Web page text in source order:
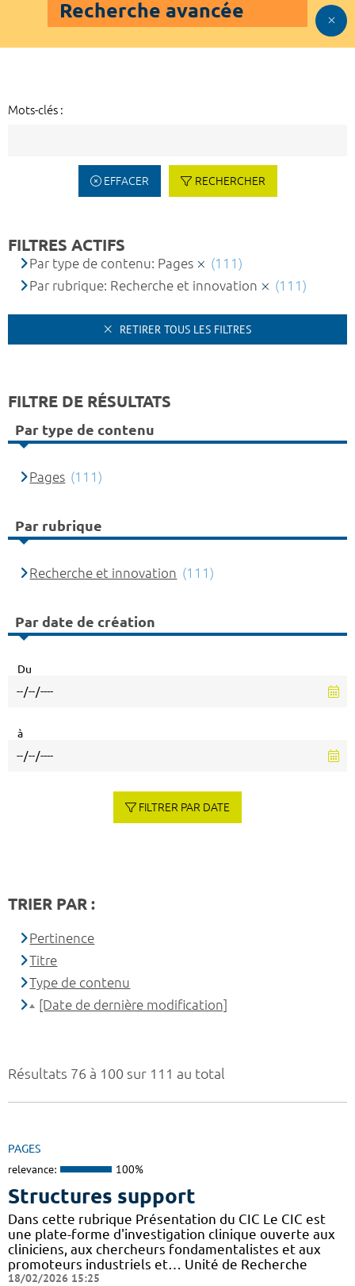
Recherche avancée
Mots-clés :
EFFACER RECHERCHER
Résultats 76 à 100 sur 111 au total
PAGES
relevance: 100%
Structures support
Dans cette rubrique Présentation du CIC Le CIC est
une plate-forme d'investigation clinique ouverte aux
cliniciens, aux chercheurs fondamentalistes et aux
promoteurs industriels et… Unité de Recherche
18/02/2026 15:25
FILTRES ACTIFS
Par type de contenu: Pages
(111)
Par rubrique: Recherche et innovation
(111)
RETIRER TOUS LES FILTRES
FILTRE DE RÉSULTATS
Par type de contenu
Pages (111)
Par rubrique
Recherche et innovation (111)
Par date de création
Du
à
FILTRER PAR DATE
TRIER PAR :
Pertinence
Titre
Type de contenu
[Date de dernière modification]